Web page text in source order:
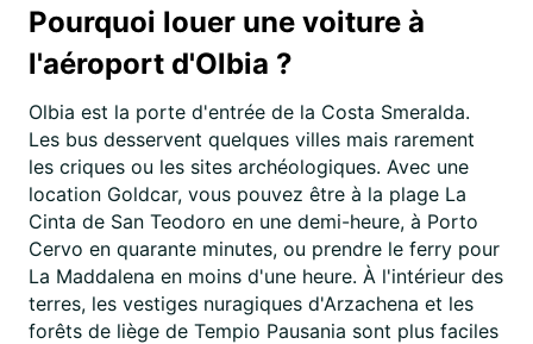
Pourquoi louer une voiture à
l'aéroport d'Olbia ?
Olbia est la porte d'entrée de la Costa Smeralda.
Les bus desservent quelques villes mais rarement
les criques ou les sites archéologiques. Avec une
location Goldcar, vous pouvez être à la plage La
Cinta de San Teodoro en une demi-heure, à Porto
Cervo en quarante minutes, ou prendre le ferry pour
La Maddalena en moins d'une heure. À l'intérieur des
terres, les vestiges nuragiques d'Arzachena et les
forêts de liège de Tempio Pausania sont plus faciles